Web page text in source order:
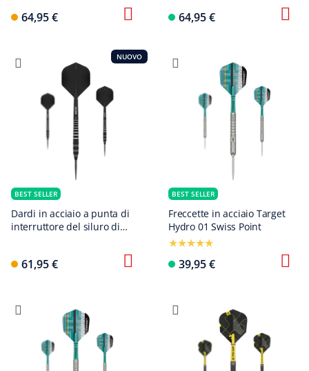
64,95 € 64,95 €
NUOVO
BEST SELLER
Dardi in acciaio a punta di
interruttore del siluro di
61,95 €
BEST SELLER
Freccette in acciaio Target
Hydro 01 Swiss Point
39,95 €